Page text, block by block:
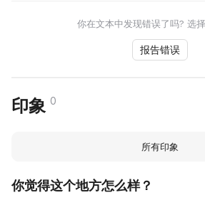
你在文本中发现错误了吗? 选
报告错误
印象 0
所有印象
你觉得这个地方怎么样？